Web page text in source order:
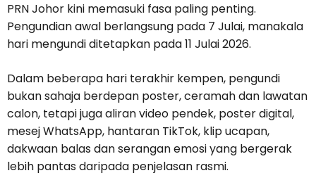
PRN Johor kini memasuki fasa paling penting.
Pengundian awal berlangsung pada 7 Julai, manakala
hari mengundi ditetapkan pada 11 Julai 2026.
Dalam beberapa hari terakhir kempen, pengundi
bukan sahaja berdepan poster, ceramah dan lawatan
calon, tetapi juga aliran video pendek, poster digital,
mesej WhatsApp, hantaran TikTok, klip ucapan,
dakwaan balas dan serangan emosi yang bergerak
lebih pantas daripada penjelasan rasmi.